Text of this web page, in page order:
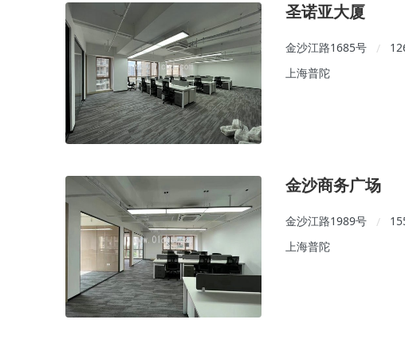
圣诺亚大厦
金沙江路1685号 /
上海普陀
金沙商务广场
金沙江路1989号 /
上海普陀